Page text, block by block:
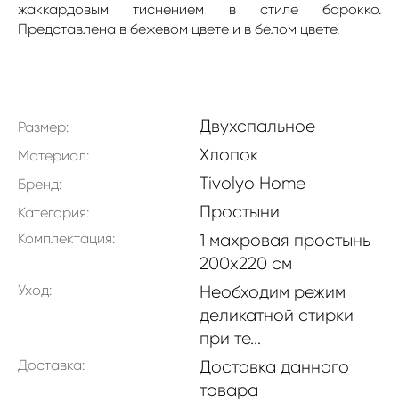
жаккардовым тиснением в стиле барокко.
Представлена в бежевом цвете и в белом цвете.
Размер: Двухспальное
Материал: Хлопок
Бренд: Tivolyo Home
Категория: Простыни
Комплектация:
1 махровая простынь
200x220 см
Уход:
Необходим режим
деликатной стирки
при те...
Доставка:
Доставка данного
товара